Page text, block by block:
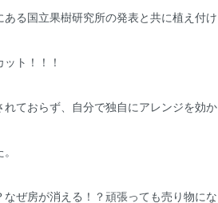
る国立果樹研究所の発表と共に植え付け
ト！！！
ておらず、自分で独自にアレンジを効か
ぜ房が消える！？頑張っても売り物にな